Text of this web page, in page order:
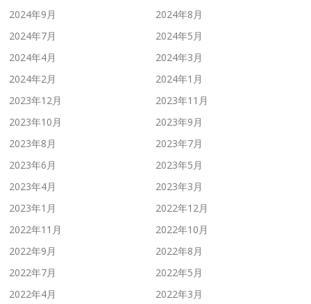
2024年9月
2024年8月
2024年7月
2024年5月
2024年4月
2024年3月
2024年2月
2024年1月
2023年12月
2023年11月
2023年10月
2023年9月
2023年8月
2023年7月
2023年6月
2023年5月
2023年4月
2023年3月
2023年1月
2022年12月
2022年11月
2022年10月
2022年9月
2022年8月
2022年7月
2022年5月
2022年4月
2022年3月